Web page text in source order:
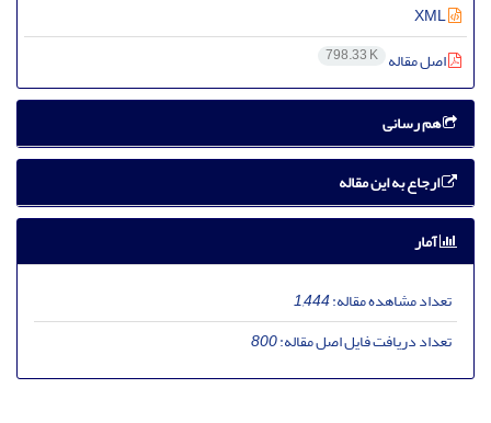
اصل مقاله 798.33 K
هم رسانی
ارجاع به این مقاله
آمار
تعداد مشاهده مقاله:1,444
تعداد دریافت فایل اصل مقاله:800